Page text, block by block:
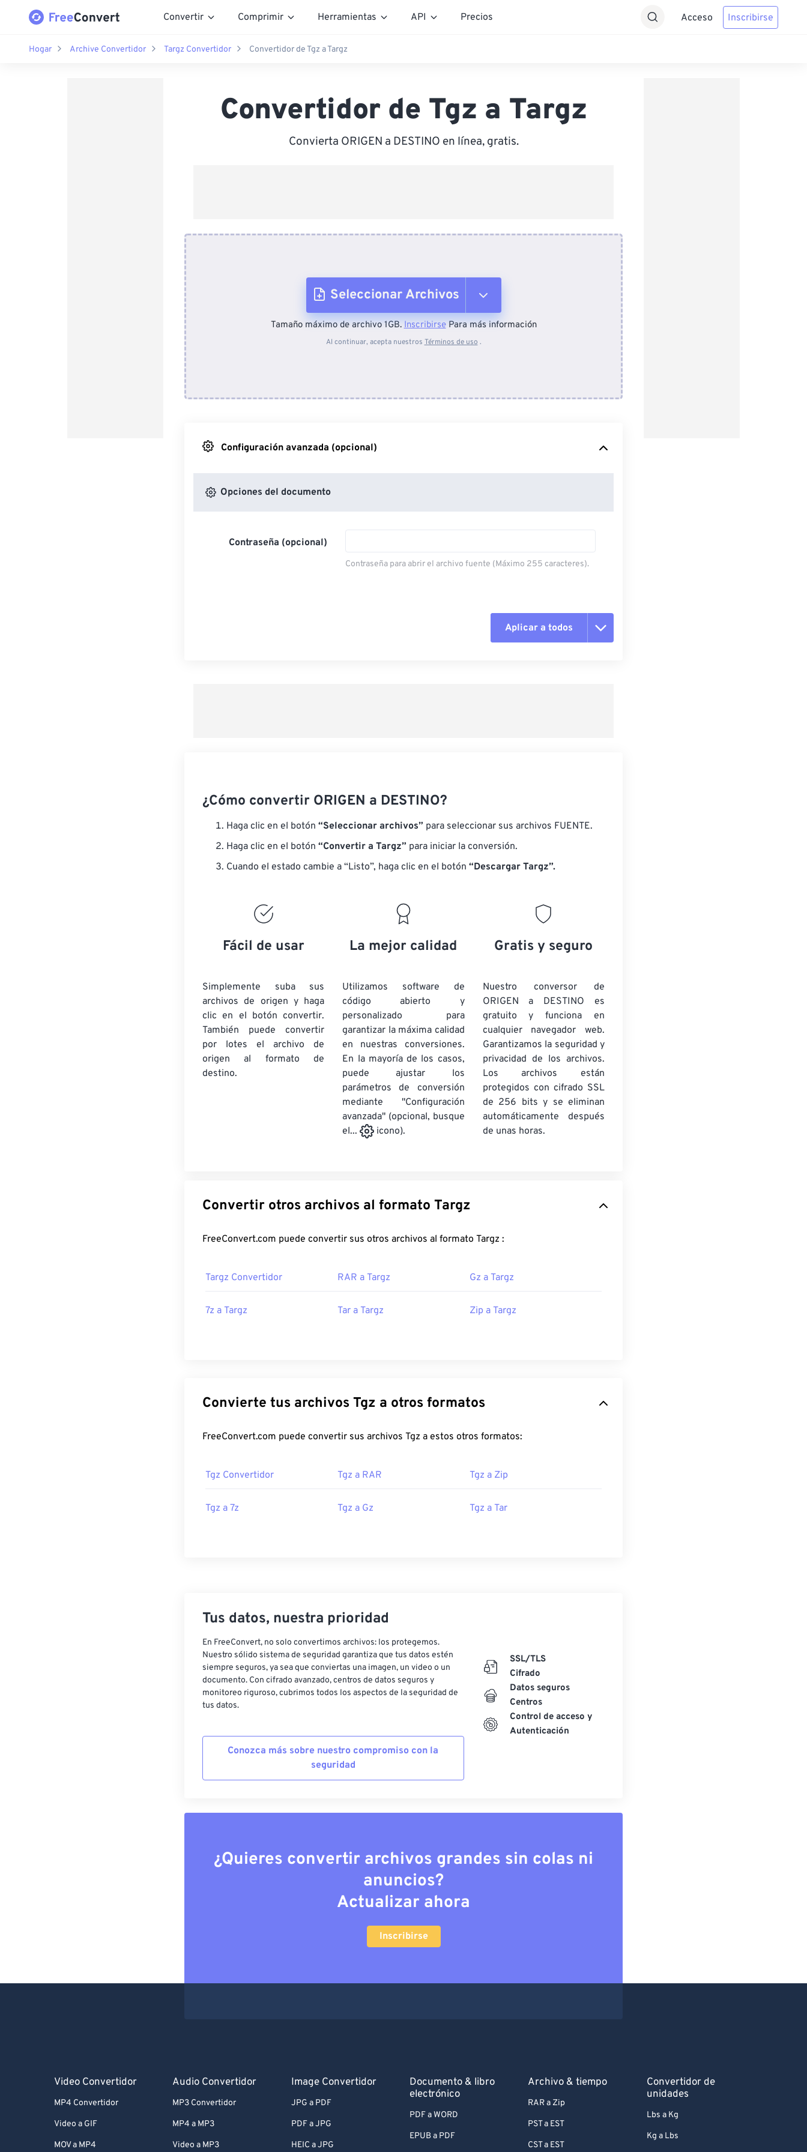
Convertir Comprimir Herramientas API Precios Acceso Inscribirse
Hogar Archive Convertidor Targz Convertidor Convertidor de Tgz a Targz
Convertidor de Tgz a Targz
Convierta ORIGEN a DESTINO en línea, gratis.
Seleccionar Archivos
Desde el dispositivo
Tamaño máximo de archivo 1GB.InscribirsePara más información
Al continuar, acepta nuestros Términos de uso .
Configuración avanzada (opcional)
Opciones del documento
Contraseña (opcional)
Contraseña para abrir el archivo fuente (Máximo 255 caracteres).
Aplicar a todos
¿Cómo convertir ORIGEN a DESTINO?
Haga clic en el botón “Seleccionar archivos” para seleccionar sus archivos FUENTE.
Haga clic en el botón “Convertir a Targz” para iniciar la conversión.
Cuando el estado cambie a “Listo”, haga clic en el botón “Descargar Targz”.
Fácil de usar
Simplemente suba sus
archivos de origen y haga
clic en el botón convertir.
También puede convertir
por lotesel archivo de
origen al formato de
destino.
La mejor calidad
Utilizamos software de
código abierto y
personalizado para
garantizar la máxima calidad
en nuestras conversiones.
En la mayoría de los casos,
puede ajustar los
parámetros de conversión
mediante "Configuración
avanzada" (opcional, busque
el...
icono).
Gratis y seguro
Nuestro conversor de
ORIGEN a DESTINO es
gratuito y funciona en
cualquier navegador web.
Garantizamos la seguridad y
privacidad de los archivos.
Los archivos están
protegidos con cifrado SSL
de 256 bits y se eliminan
automáticamente después
de unas horas.
Convertir otros archivos al formato Targz
FreeConvert.com puede convertir sus otros archivos al formato Targz :
Targz Convertidor RAR a Targz Gz a Targz
7z a Targz Tar a Targz Zip a Targz
Convierte tus archivos Tgz a otros formatos
FreeConvert.com puede convertir sus archivos Tgz a estos otros formatos:
Tgz Convertidor Tgz a RAR Tgz a Zip
Tgz a 7z Tgz a Gz Tgz a Tar
Tus datos, nuestra prioridad
En FreeConvert, no solo convertimos archivos: los protegemos.
Nuestro sólido sistema de seguridad garantiza que tus datos estén
siempre seguros, ya sea que conviertas una imagen, un video o un
documento. Con cifrado avanzado, centros de datos seguros y
monitoreo riguroso, cubrimos todos los aspectos de la seguridad de
tus datos.
Conozca más sobre nuestro compromiso con la
seguridad
SSL/TLS
Cifrado
Datos seguros
Centros
Control de acceso y
Autenticación
¿Quieres convertir archivos grandes sin colas ni
anuncios?
Actualizar ahora
Inscribirse
Video Convertidor
MP4 Convertidor
Video a GIF
MOV a MP4
Audio Convertidor
MP3 Convertidor
MP4 a MP3
Video a MP3
Image Convertidor
JPG a PDF
PDF a JPG
HEIC a JPG
Documento & libro
electrónico
PDF a WORD
EPUB a PDF
Archivo & tiempo
RAR a Zip
PST a EST
CST a EST
Convertidor de
unidades
Lbs a Kg
Kg a Lbs